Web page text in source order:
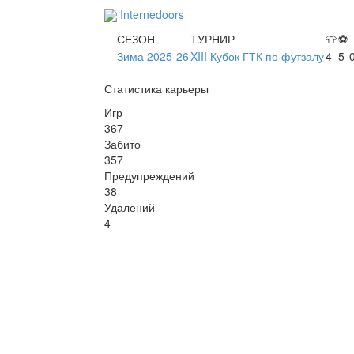
Internedoors
СЕЗОН
ТУРНИР 👕⚽
Зима 2025-26XIII Кубок ГТК по футзалу4 5
Статистика карьеры
Игр
367
Забито
357
Предупреждений
38
Удалений
4